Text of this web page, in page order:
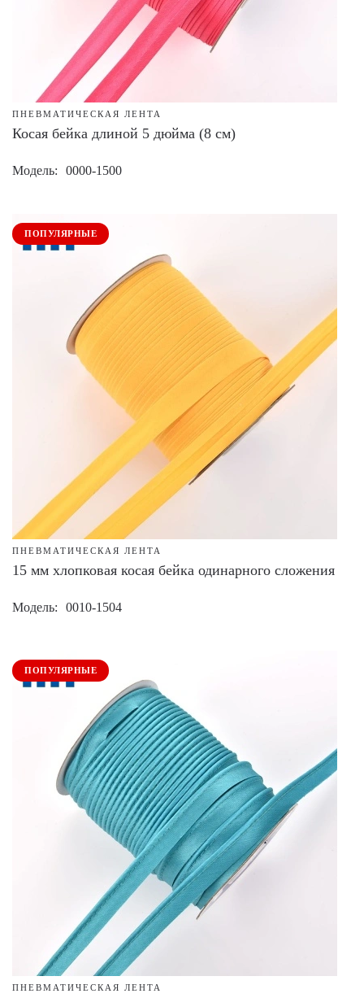
ПНЕВМАТИЧЕСКАЯ ЛЕНТА
Косая бейка длиной 5 дюйма (8 см)
Модель 0000-1500
ПОПУЛЯРНЫЕ
ПНЕВМАТИЧЕСКАЯ ЛЕНТА
15 мм хлопковая косая бейка одинарного сложения
Модель 0010-1504
ПОПУЛЯРНЫЕ
ПНЕВМАТИЧЕСКАЯ ЛЕНТА